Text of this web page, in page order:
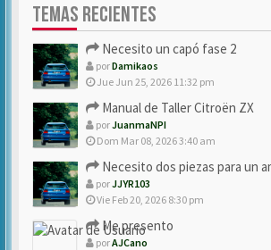
TEMAS RECIENTES
Necesito un capó fase 2
porDamikaos
Jue Jun 25, 2026 11:32 pm
Manual de Taller Citroën ZX
porJuanmaNPI
Dom Mar 08, 2026 3:40 am
Necesito dos piezas para un
porJJYR103
Vie Feb 20, 2026 8:30 pm
Me presento
porAJCano